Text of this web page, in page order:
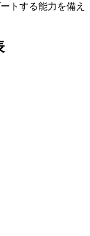
トする能力を備え